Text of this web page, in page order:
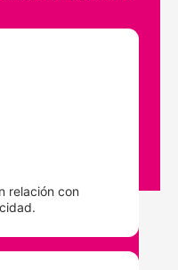
relación con